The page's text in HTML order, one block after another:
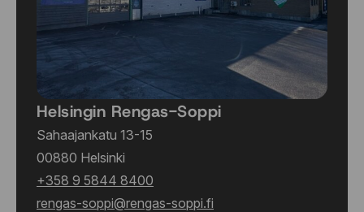
Helsingin Rengas-Soppi
Sahaajankatu 13-15
00880 Helsinki
+358 9 5844 8400
rengas-soppi@rengas-soppi.fi